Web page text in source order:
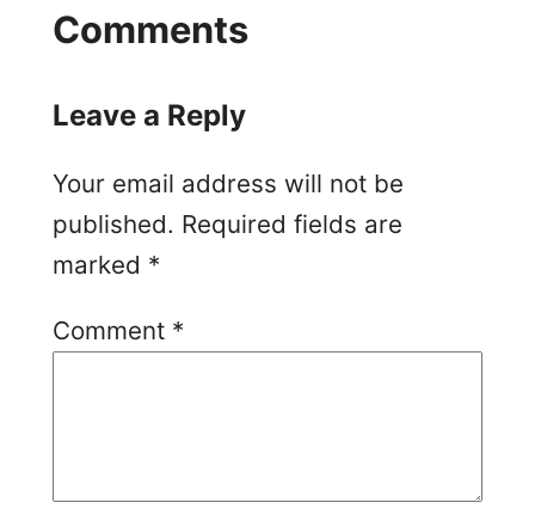
Comments
Leave a Reply
Your email address will not be
published. Required fields are
marked *
Comment *